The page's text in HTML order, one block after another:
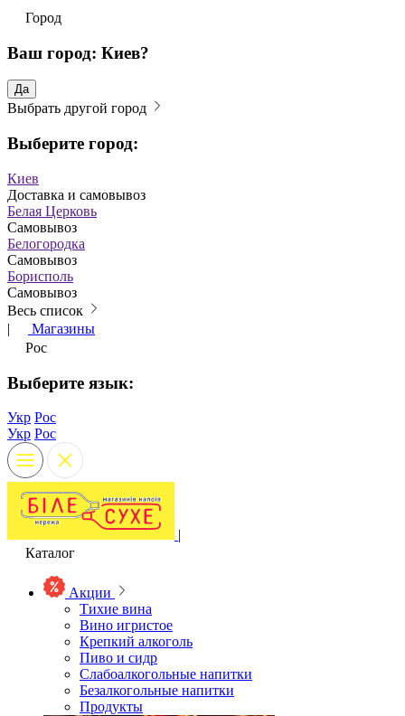
Город
Ваш город: Киев?
Да
Выбрать другой город
Выберите город:
Киев
Доставка и самовывоз
Белая Церковь
Самовывоз
Белогородка
Самовывоз
Борисполь
Самовывоз
Весь список
|
Магазины
Рос
Выберите язык:
Укр Рос
Укр Рос
|
Каталог
Акции
Тихие вина
Вино игристое
Крепкий алкоголь
Пиво и сидр
Слабоалкогольные напитки
Безалкогольные напитки
Продукты